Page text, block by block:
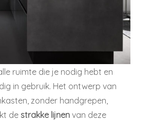
kasten met glazen deuren
ruimte die je nodig hebt en
in gebruik. Het ontwerp van
zonder handgrepen,
de strakke lijnen van deze